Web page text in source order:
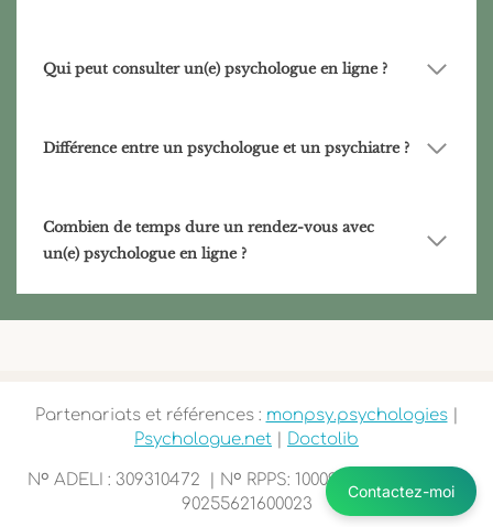
Qui peut consulter un(e) psychologue en ligne ?
Différence entre un psychologue et un psychiatre ?
Combien de temps dure un rendez-vous avec
un(e) psychologue en ligne ?
Contactez-moi
Partenariats et références : monpsy.psychologies|
Psychologue.net
Doctolib
No ADELI : 309310472 | No RPPS: 10009732032 | SIRET :
90255621600023